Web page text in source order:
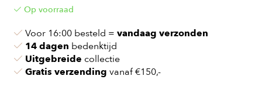
Op voorraad
Voor 16:00 besteld = vandaag verzonden
14 dagen bedenktijd
Uitgebreide collectie
Gratis verzending vanaf €150,-